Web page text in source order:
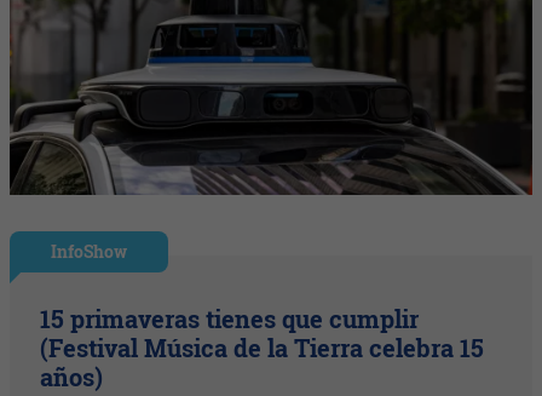
InfoShow
15 primaveras tienes que cumplir
(Festival Música de la Tierra celebra 15
años)